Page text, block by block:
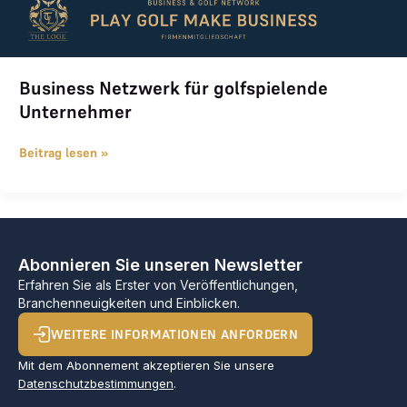
Business Netzwerk für golfspielende
Unternehmer
Beitrag lesen »
Abonnieren Sie unseren Newsletter
Erfahren Sie als Erster von Veröffentlichungen,
Branchenneuigkeiten und Einblicken.
WEITERE INFORMATIONEN ANFORDERN
Mit dem Abonnement akzeptieren Sie unsere
Datenschutzbestimmungen.